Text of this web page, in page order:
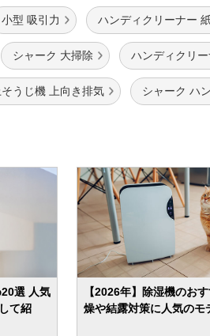
小型 吸引力 ハンディクリーナー
シャーク 大掃除 ハンディクリ
うじ機 上向き排気 シャーク ハ
20選 人気
て紹
【2026年】除湿機のお
燥や結露対策に人気のモ